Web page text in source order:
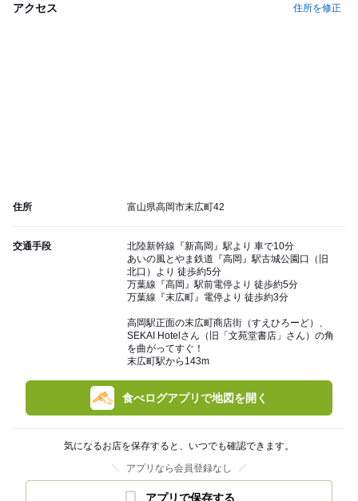
アクセス 住所を修正
住所 富山県高岡市末広町42
交通手段
北陸新幹線『新高岡』駅より 車で10分
あいの風とやま鉄道『高岡』駅古城公園口（旧
北口）より 徒歩約5分
万葉線『高岡』駅前電停より 徒歩約5分
万葉線『末広町』電停より 徒歩約3分
高岡駅正面の末広町商店街（すえひろーど）、
SEKAI Hotelさん（旧「文苑堂書店」さん）の角
を曲がってすぐ！
末広町駅から143m
食べログアプリで地図を開く
気になるお店を保存すると、いつでも確認できます。
アプリなら会員登録なし
アプリで保存する